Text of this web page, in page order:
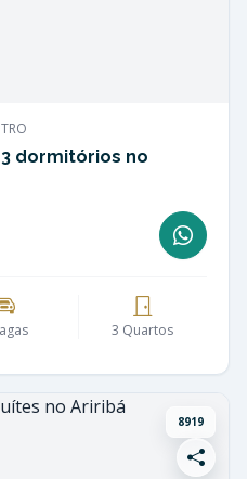
dormitórios no
3 Quartos
8919